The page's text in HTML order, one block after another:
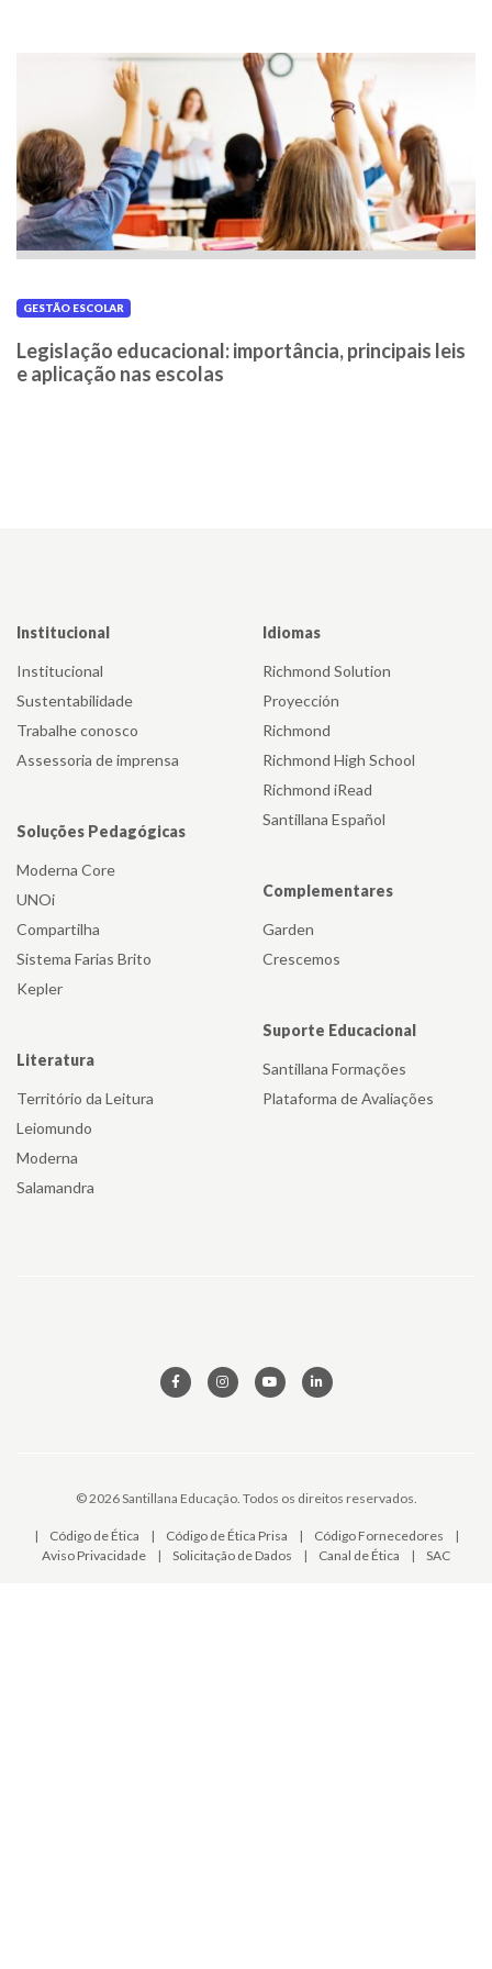
GESTÃO ESCOLAR
Legislação educacional: importância, principais leis
e aplicação nas escolas
Institucional
Institucional
Sustentabilidade
Trabalhe conosco
Assessoria de imprensa
Soluções Pedagógicas
Moderna Core
UNOi
Compartilha
Sistema Farias Brito
Kepler
Literatura
Território da Leitura
Leiomundo
Moderna
Salamandra
Idiomas
Richmond Solution
Proyección
Richmond
Richmond High School
Richmond iRead
Santillana Español
Complementares
Garden
Crescemos
Suporte Educacional
Santillana Formações
Plataforma de Avaliações
© 2026 Santillana Educação. Todos os direitos reservados.
| Código de Ética | Código de Ética Prisa | Código Fornecedores
|
Aviso Privacidade
| Solicitação de Dados | Canal de Ética | SAC